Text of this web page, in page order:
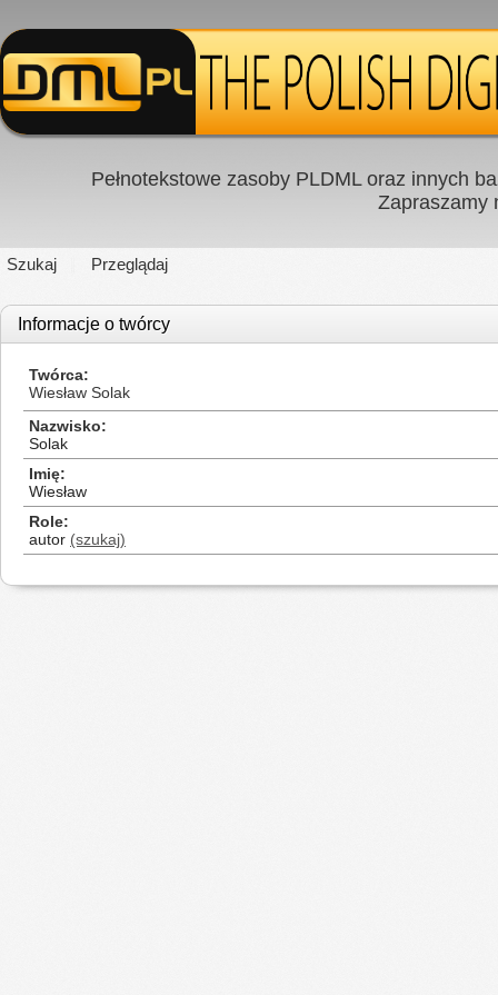
Pełnotekstowe zasoby PLDML oraz innych
Zapraszamy
Szukaj Przeglądaj
Informacje o twórcy
Twórca
Wiesław Solak
Nazwisko
Solak
Imię
Wiesław
Role
autor (szukaj)